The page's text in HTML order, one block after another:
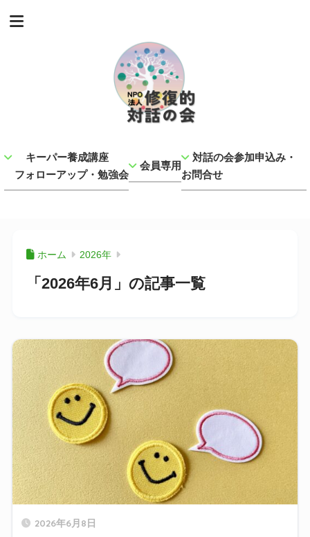
キーパー養成講座
フォローアップ・勉強会
会員専用
対話の会参加申込み・
お問合せ
ホーム 2026年
「2026年6月」の記事一覧
2026年6月8日